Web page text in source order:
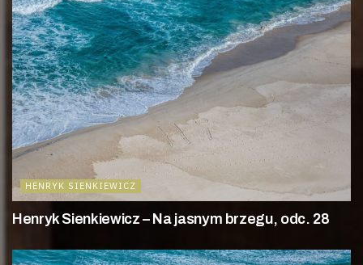
HENRYK SIENKIEWICZ
Henryk Sienkiewicz – Na jasnym brzegu, odc. 28